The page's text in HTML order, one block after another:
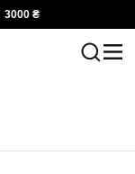
3000 ₴